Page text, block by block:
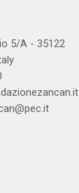
5/A - 35122